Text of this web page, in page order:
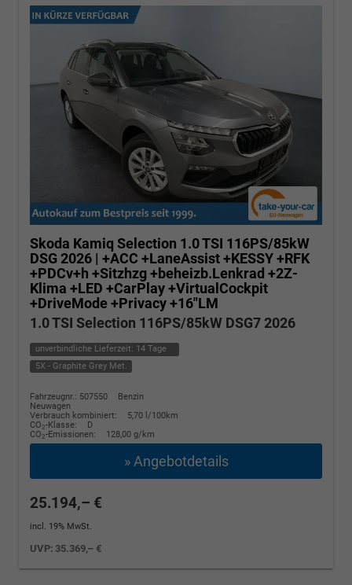
Skoda Kamiq Selection 1.0 TSI 116PS/85kW
DSG 2026 | +ACC +LaneAssist +KESSY +RFK
+PDCv+h +Sitzhzg +beheizb.Lenkrad +2Z-
Klima +LED +CarPlay +VirtualCockpit
+DriveMode +Privacy +16"LM
1.0 TSI Selection 116PS/85kW DSG7 2026
unverbindliche Lieferzeit: 14 Tage
5X - Graphite Grey Met.
Fahrzeugnr.: 507550
Benzin
Neuwagen
Verbrauch kombiniert:
5,70 l/100km
CO2-Klasse:
D
CO2-Emissionen: 128,00 g/km
» Angebotdetails
25.194,– €
incl. 19% MwSt.
UVP: 35.369,– €